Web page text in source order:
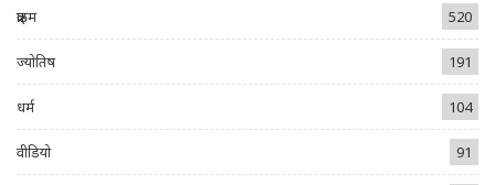
क्राइम 520
ज्योतिष 191
धर्म 104
वीडियो 91